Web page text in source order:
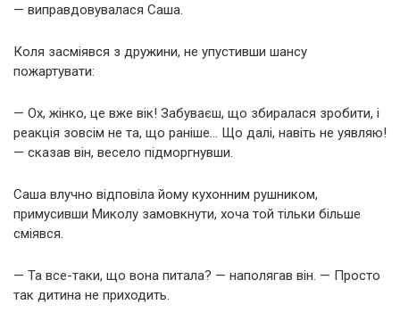
— виправдовувалася Саша.
Коля засміявся з дружини, не упустивши шансу
пожартувати:
— Ох, жінко, це вже вік! Забуваєш, що збиралася зробити, і
реакція зовсім не та, що раніше… Що далі, навіть не уявляю!
— сказав він, весело підморгнувши.
Саша влучно відповіла йому кухонним рушником,
примусивши Миколу замовкнути, хоча той тільки більше
сміявся.
— Та все-таки, що вона питала? — наполягав він. — Просто
так дитина не приходить.